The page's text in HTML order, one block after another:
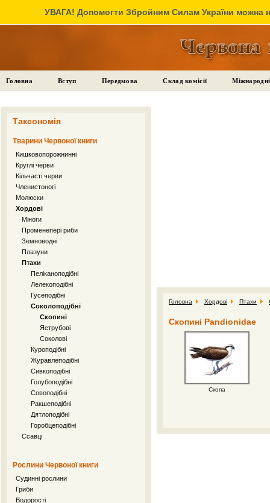
УВАГА! Допомогти Збройним Силам України можна
Головна Вступ Передмова Склад комісії
Таксономія
Тварини Червоної книги
Кишковопорожнинні
Круглі черви
Кільчасті черви
Членистоногі
Молюски
Хордові
Міноги
Променепері риби
Земноводні
Плазуни
Птахи
Пеліканоподібні
Лелекоподібні
Гусеподібні
Соколоподібні
Скопині
Яструбові
Соколові
Куроподібні
Журавлеподібні
Сивкоподібні
Голубоподібні
Совоподібні
Ракшеподібні
Дятлоподібні
Горобцеподібні
Ссавці
Рослини Червоної книги
Судинні рослини
Гриби
Водорості
Головна Хордові Птахи
Скопині Pandionidae
Скопа